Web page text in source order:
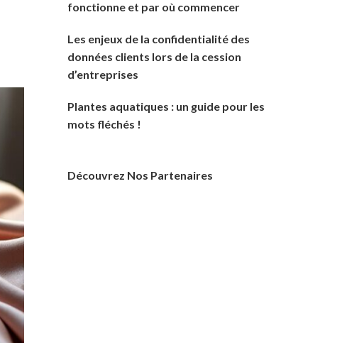
fonctionne et par où commencer
Les enjeux de la confidentialité des
données clients lors de la cession
d’entreprises
Plantes aquatiques : un guide pour les
mots fléchés !
Découvrez Nos Partenaires